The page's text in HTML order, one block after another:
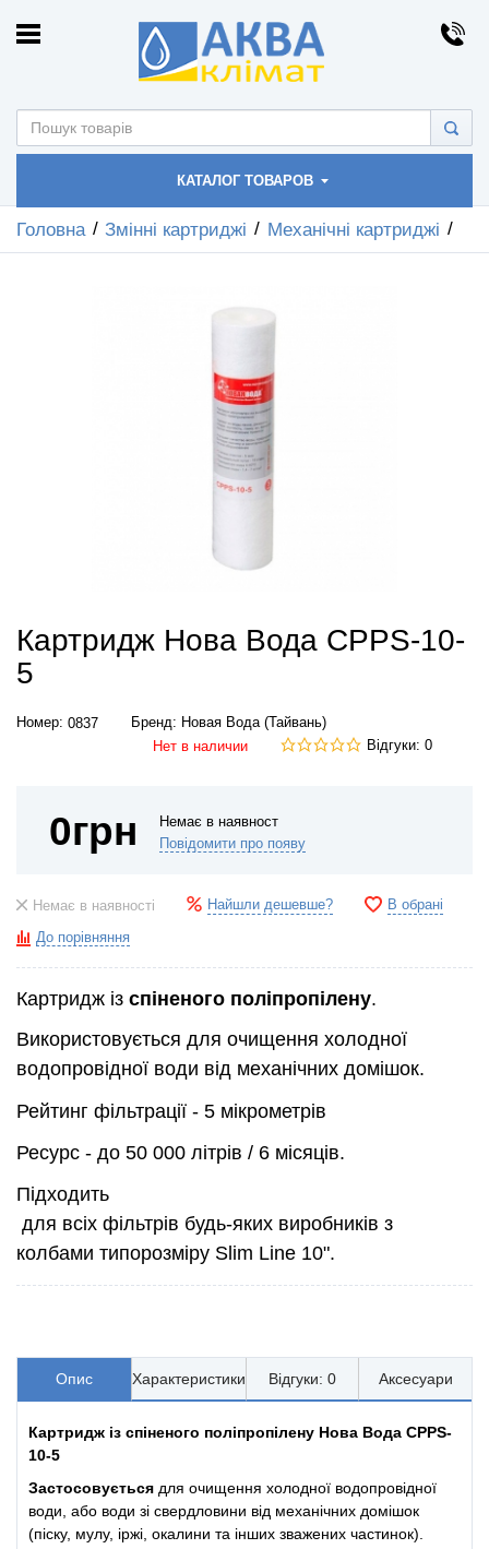
КАТАЛОГ ТОВАРОВ
Головна Змінні картриджі Механічні картриджі
Картридж Нова Вода CPPS-10-
5
Номер: 0837 Бренд: Новая Вода (Тайвань)
Нет в наличии
Відгуки: 0
0грн
Немає в наявност
Повідомити про появу
Немає в наявності Найшли дешевше? В обрані
До порівняння
Картридж із спіненого поліпропілену.
Використовується для очищення холодної
водопровідної води від механічних домішок.
Рейтинг фільтрації - 5 мікрометрів
Ресурс - до 50 000 літрів / 6 місяців.
Підходить
для всіх фільтрів будь-яких виробників з
колбами типорозміру Slim Line 10".
Опис Характеристики Відгуки: 0 Аксесуари
Картридж із спіненого поліпропілену Нова Вода CPPS-
10-5
Застосовується для очищення холодної водопровідної
води, або води зі свердловини від механічних домішок
(піску, мулу, іржі, окалини та інших зважених частинок).